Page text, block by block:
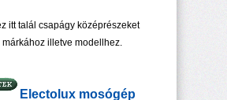
itt talál csapágy középrészeket
illetve modellhez.
Electolux mosógép